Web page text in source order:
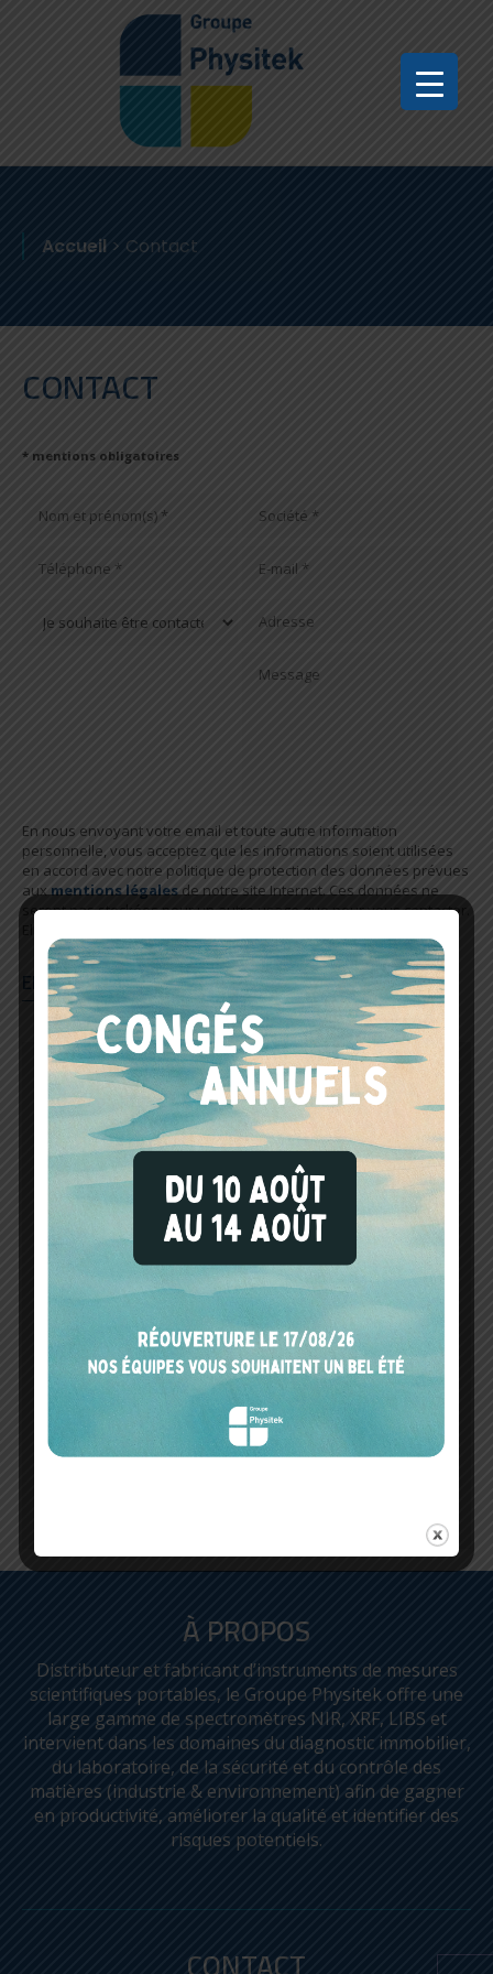
Accueil > Contact
CONTACT
* mentions obligatoires
En nous envoyant votre email et toute autre information
personnelle, vous acceptez que les informations soient utilisées
en accord avec notre politique de protection des données prévues
aux mentions légales de notre site Internet. Ces données ne
seront pas stockées pour un autre usage que pour vous contacter.
À PROPOS
Distributeur et fabricant d’instruments de mesures
scientifiques portables, le Groupe Physitek offre une
large gamme de spectromètres NIR, XRF, LIBS et
intervient dans les domaines du diagnostic immobilier,
du laboratoire, de la sécurité et du contrôle des
matières (industrie & environnement) afin de gagner
en productivité, améliorer la qualité et identifier des
risques potentiels.